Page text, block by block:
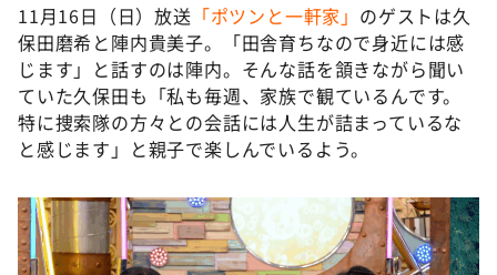
探偵！ナイトスクープ
news おかえり
河合＆A.B.C-Z塚田×福井アナ「なんでやねん！？」
（news おかえり）
DAIGOも台所 ～きょうの献立 何にする？～
朝だ！生です旅サラダ
教えて！ニュースライブ 正義のミカタ
11月16日（日）放送 「ポツンと一軒家」 のゲストは久
保田磨希と陣内貴美子。「田舎育ちなので身近には感
じます」と話すのは陣内。そんな話を頷きながら聞い
ていた久保田も「私も毎週、家族で観ているんです。
特に捜索隊の方々との会話には人生が詰まっているな
と感じます」と親子で楽しんでいるよう。